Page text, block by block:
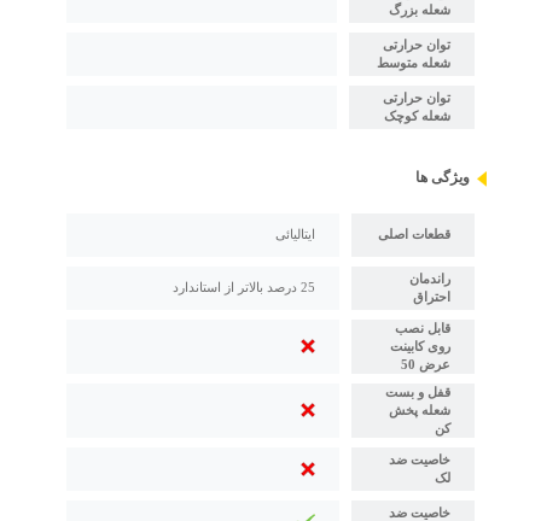
شعله بزرگ
توان حرارتی
شعله متوسط
توان حرارتی
شعله کوچک
ویژگی ها
قطعات اصلی ایتالیائی
راندمان
احتراق
25 درصد بالاتر از استاندارد
قابل نصب
روی کابینت
عرض 50
قفل و بست
شعله پخش
کن
خاصیت ضد
لک
خاصیت ضد